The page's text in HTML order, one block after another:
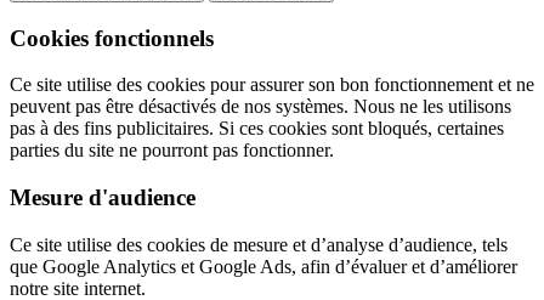
Cookies fonctionnels
Ce site utilise des cookies pour assurer son bon fonctionnement et ne
peuvent pas être désactivés de nos systèmes. Nous ne les utilisons
pas à des fins publicitaires. Si ces cookies sont bloqués, certaines
parties du site ne pourront pas fonctionner.
Mesure d'audience
Ce site utilise des cookies de mesure et d’analyse d’audience, tels
que Google Analytics et Google Ads, afin d’évaluer et d’améliorer
notre site internet.